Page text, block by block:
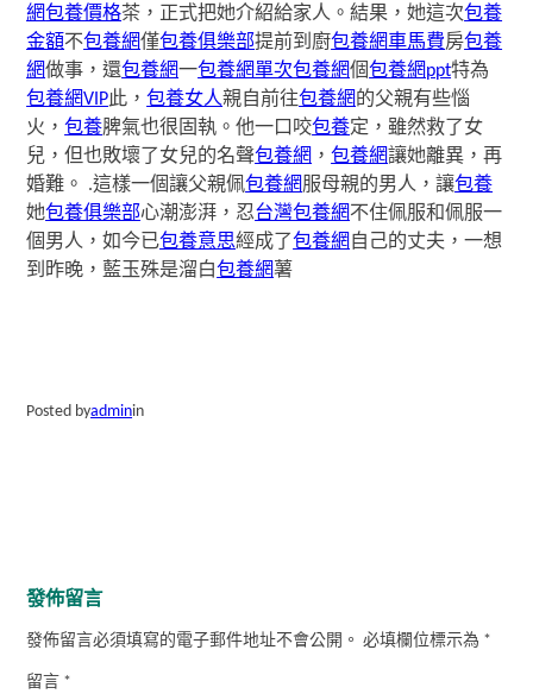
網包養價格茶，正式把她介紹給家人。結果，她這次包養
金額不包養網僅包養俱樂部提前到廚包養網車馬費房包養
網做事，還包養網一包養網單次包養網個包養網ppt特為
包養網VIP此，包養女人親自前往包養網 的父親有些惱
火，包養脾氣也很固執。他一口咬包養定，雖然救了女
兒，但也敗壞了女兒的名聲包養網 ，包養網讓她離異，再
婚難。 .這樣一個讓父親佩包養網服母親的男人，讓包養
她包養俱樂部心潮澎湃，忍台灣包養網不住佩服和佩服一
個男人，如今已包養意思經成了包養網 自己的丈夫，一想
到昨晚，藍玉殊是溜白包養網薯
Posted byadminin
發佈留言
發佈留言必須填寫的電子郵件地址不會公開。 必填欄位標示為 *
留言 *